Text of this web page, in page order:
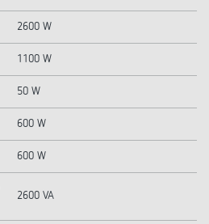
2600 W
1100 W
50 W
600 W
600 W
2600 VA